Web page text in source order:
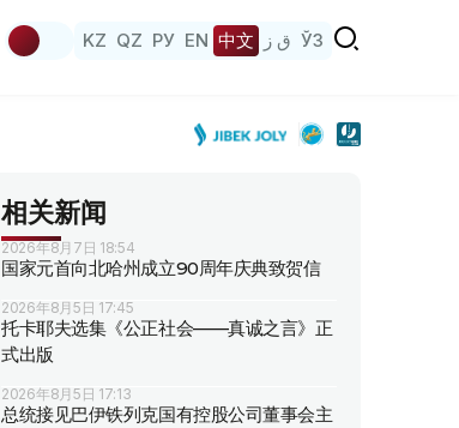
KZ QZ РУ EN 中文 ق ز ЎЗ
相关新闻
2026年8月7日 18:54
国家元首向北哈州成立90周年庆典致贺信
2026年8月5日 17:45
托卡耶夫选集《公正社会——真诚之言》正
式出版
2026年8月5日 17:13
总统接见巴伊铁列克国有控股公司董事会主